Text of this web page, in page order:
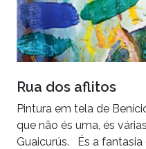
Rua dos aflitos
Pintura em tela de
que não és uma, és
Guaicurús. És a fantasia